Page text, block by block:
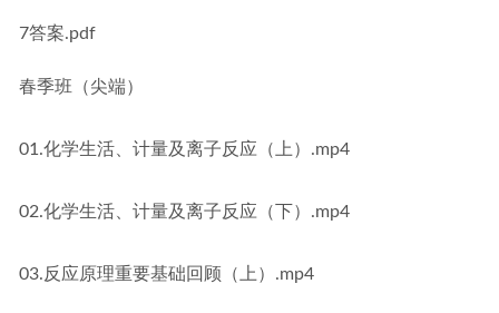
7答案.pdf
春季班（尖端）
01.化学生活、计量及离子反应（上）.mp4
02.化学生活、计量及离子反应（下）.mp4
03.反应原理重要基础回顾（上）.mp4